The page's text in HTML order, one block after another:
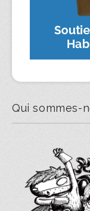
Qui sommes-